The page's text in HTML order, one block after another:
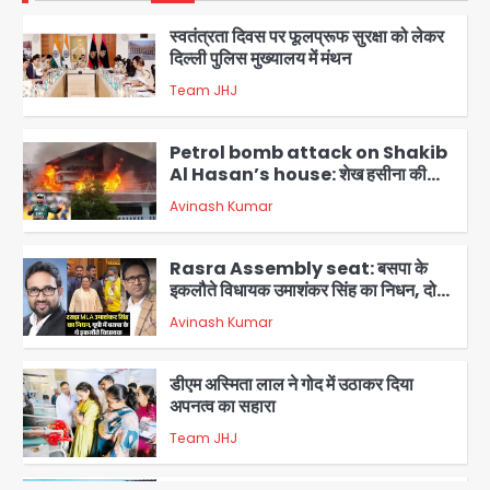
2
दिल्ली पुलिस मुख्यालय में मंथन
Team JHJ
3
Petrol bomb attack on Shakib
Al Hasan’s house: शेख हसीना की
वर्चुअल प्रेस कॉन्फ्रेंस में जुड़ने पर भड़का
गुस्सा, शाकिब अल हसन के मगुरा स्थित घर पर
पेट्रोल बम से हमला
Avinash Kumar
4
Rasra Assembly seat: बसपा के
इकलौते विधायक उमाशंकर सिंह का निधन, दो
साल से कैंसर से जूझ रहे थे
Avinash Kumar
5
डीएम अस्मिता लाल ने गोद में उठाकर दिया
अपनत्व का सहारा
Team JHJ
आॅपरेशन विस्टा 1.0: वीजा शर्तों का उल्लंघन
करने वाले 11 बांग्लादेशी नागरिक सेंट्रल जिला